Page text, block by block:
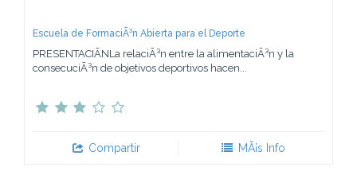
Escuela de FormaciÃ³n Abierta para el Deporte
PRESENTACIÃNLa relaciÃ³n entre la alimentaciÃ³n y la
consecuciÃ³n de objetivos deportivos hacen...
Compartir MÃ¡s Info